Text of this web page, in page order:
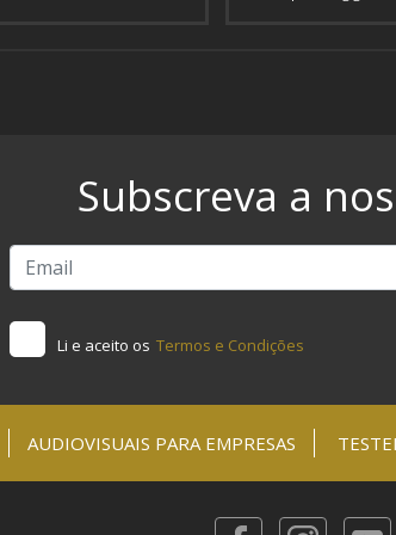
Subscreva a
Li e aceito os Termos e Condições
AUDIOVISUAIS PARA EMPRESAS